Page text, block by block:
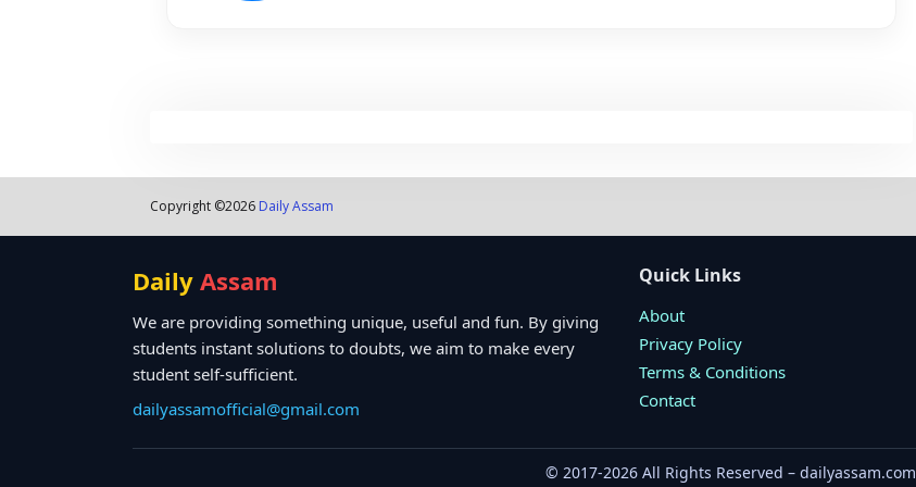
Copyright ©2026 Daily Assam
Daily Assam
We are providing something unique, useful and fun. By giving
students instant solutions to doubts, we aim to make every
student self-sufficient.
dailyassamofficial@gmail.com
Quick Links
About
Privacy Policy
Terms & Conditions
Contact
© 2017-2026 All Rights Reserved – dailyassam.com